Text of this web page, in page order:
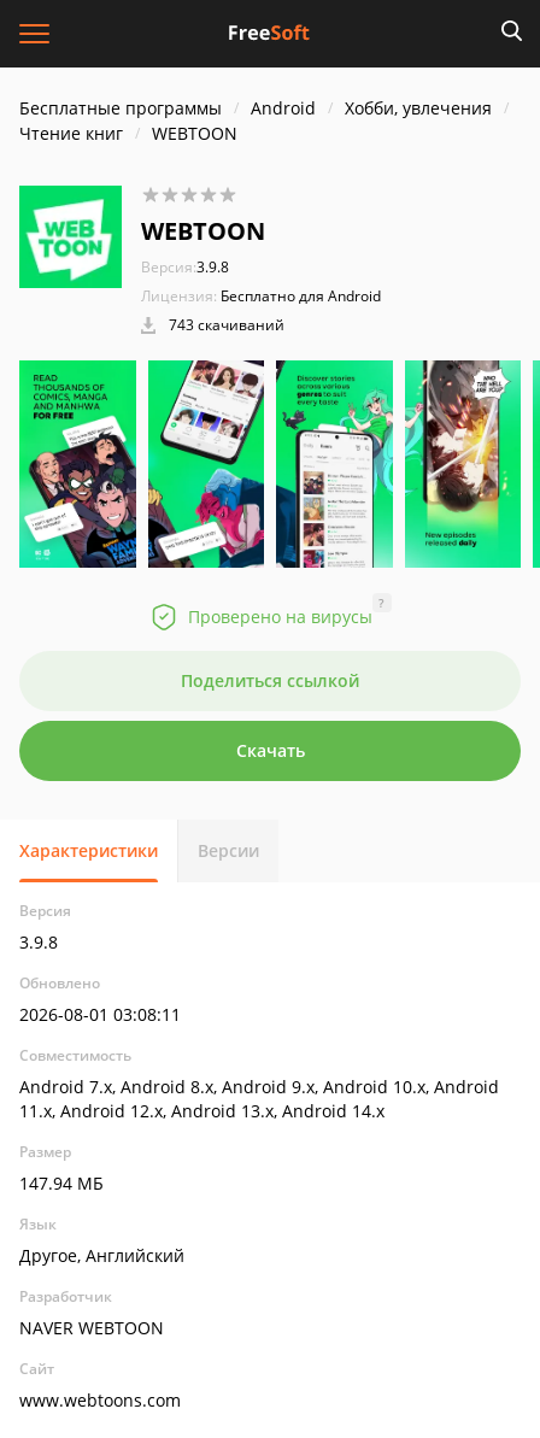
Бесплатные программы Android
Хобби, увлечения
Чтение книг
WEBTOON
WEBTOON
Версия:3.9.8
Лицензия: Бесплатно для Android
743 скачиваний
Проверено на вирусы
?
Поделиться ссылкой
Скачать
Характеристики Версии
Версия
3.9.8
Обновлено
2026-08-01 03:08:11
Совместимость
Android 7.x, Android 8.x, Android 9.x, Android 10.x, Android
11.x, Android 12.x, Android 13.x, Android 14.x
Размер
147.94 МБ
Язык
Другое, Английский
Разработчик
NAVER WEBTOON
Сайт
www.webtoons.com